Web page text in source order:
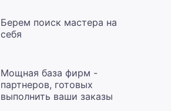
Берем поиск мастера на
себя
Мощная база фирм -
партнеров, готовых
выполнить ваши заказы